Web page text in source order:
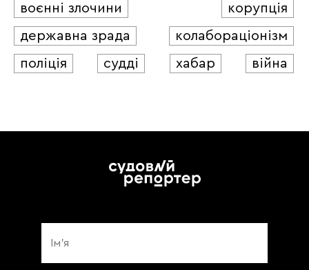
воєнні злочини
корупція
державна зрада
колабораціонізм
поліція
судді хабар війна